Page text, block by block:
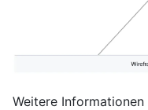
Weitere